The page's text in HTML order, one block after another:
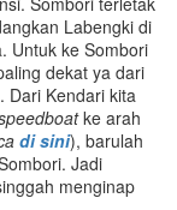
Labengki di
Untuk ke Sombori
dekat ya dari
Dari Kendari kita
ke arah
di sini), barulah
Jadi
menginap